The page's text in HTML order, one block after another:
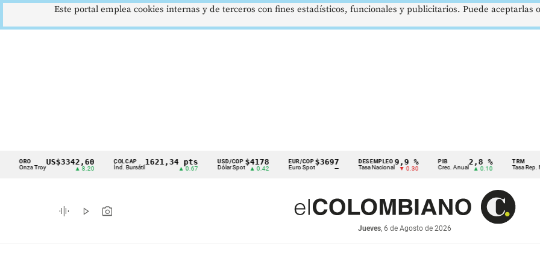
Cintillo
indicadores
económicos
Troy
US$3342,60 COLCAP
Índ. Bursátil
1621,34 pts USD/COP
Dólar Spot
$4178
▲ 0.42
EUR/COP
Euro Spot
$3697
—
DESEMPLEO
Tasa Nacional
9,9 %
▼ 0.30
PIB
Crec. Anual
2,8 %
▲ 0.10
TRM
Tasa Rep. Moneda
graphic_eq play_arrow photo_camera
Jueves, 6 de Agosto de 2026
Este portal emplea cookies internas y de terceros con fines estadísticos, funcionales y publicitarios. Puede aceptarlas